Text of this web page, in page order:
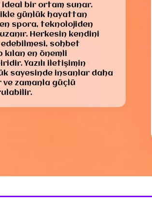
bir ortam sunar.
günlük hayattan
spora, teknolojiden
Herkesin kendini
sohbet
kılan en önemli
Yazılı iletişimin
sayesinde insanlar daha
zamanla güçlü